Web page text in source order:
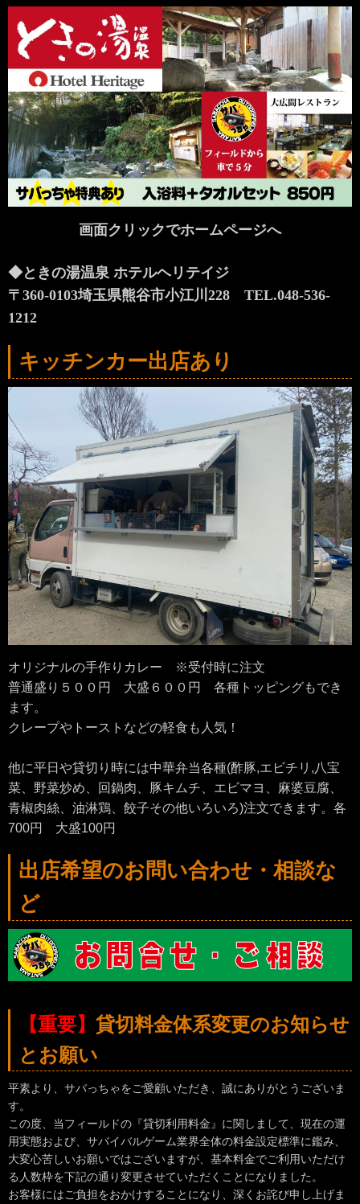
画面クリックでホームページへ
◆ときの湯温泉 ホテルヘリテイジ
〒360-0103埼玉県熊谷市小江川228 TEL.048-536-
1212
キッチンカー出店あり
オリジナルの手作りカレー ※受付時に注文
普通盛り５００円 大盛６００円 各種トッピングもでき
ます。
クレープやトーストなどの軽食も人気！
他に平日や貸切り時には中華弁当各種(酢豚,エビチリ,八宝
菜、野菜炒め、回鍋肉、豚キムチ、エビマヨ、麻婆豆腐、
青椒肉絲、油淋鶏、餃子その他いろいろ)注文できます。各
700円 大盛100円
出店希望のお問い合わせ・相談な
ど
【重要】 貸切料金体系変更のお知らせ
とお願い
平素より、サバっちゃをご愛顧いただき、誠にありがとうございま
す。
この度、当フィールドの『貸切利用料金』に関しまして、現在の運
用実態および、サバイバルゲーム業界全体の料金設定標準に鑑み、
大変心苦しいお願いではございますが、基本料金でご利用いただけ
る人数枠を下記の通り変更させていただくことになりました。
お客様にはご負担をおかけすることになり、深くお詫び申し上げま